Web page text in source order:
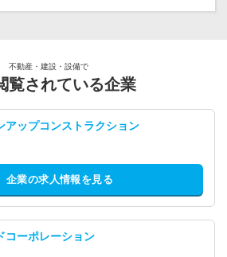
不動産・建設・設備で
覧されている企業
アップコンストラクション
企業の求人情報を見る
コーポレーション